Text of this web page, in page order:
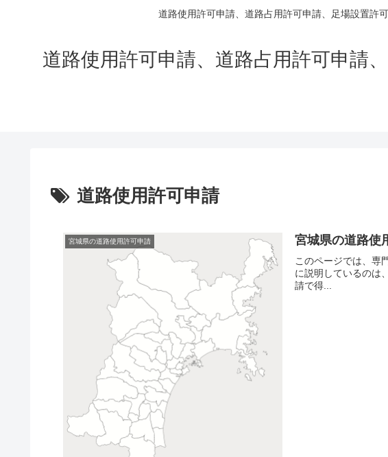
道路使用許可申請、道路占用許可申請、足場設置許
道路使用許可申請、道路占用許可申請
道路使用許可申請
宮城県の道路使用許可申請 宮城県の道路使
このページでは、専
に説明しているのは
請で得...